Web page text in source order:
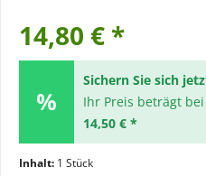
14,80 € *
Sichern Sie sich
Ihr Preis beträgt
14,50 € *
Inhalt: 1 Stück